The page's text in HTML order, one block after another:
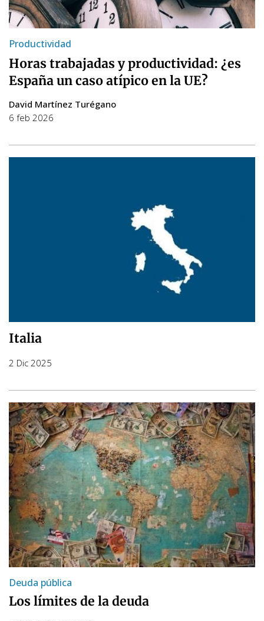
Productividad
Horas trabajadas y productividad: ¿es
España un caso atípico en la UE?
David Martínez Turégano
6 feb 2026
Italia
2 Dic 2025
Deuda pública
Los límites de la deuda